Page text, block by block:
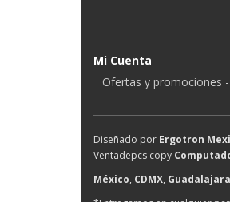
Mi Cuenta
Ofertas y promociones
Diseñado por Ergotron
Ventadepcs copy
México, CDMX, Guadalajara